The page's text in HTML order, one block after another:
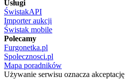
Usługi
ŚwistakAPI
Importer aukcji
Świstak mobile
Polecamy
Furgonetka.pl
Spolecznosci.pl
Mapa poradników
Używanie serwisu oznacza akceptację